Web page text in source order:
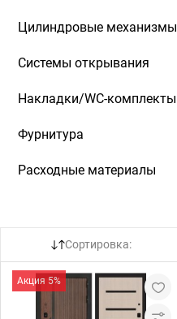
Цилиндровые механизмы
Системы открывания
Накладки/WC-комплекты
Фурнитура
Расходные материалы
Сортировка:
Акция 5%